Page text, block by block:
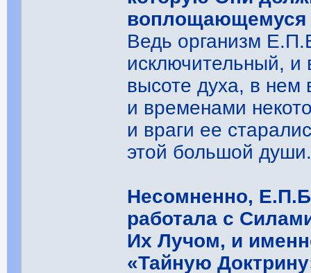
воплощающемуся
Ведь организм
исключительный, и
высоте духа, в нем
и временами
и враги ее
этой большой
Несомненно,
работала с
Их Лучом, и
«Тайную